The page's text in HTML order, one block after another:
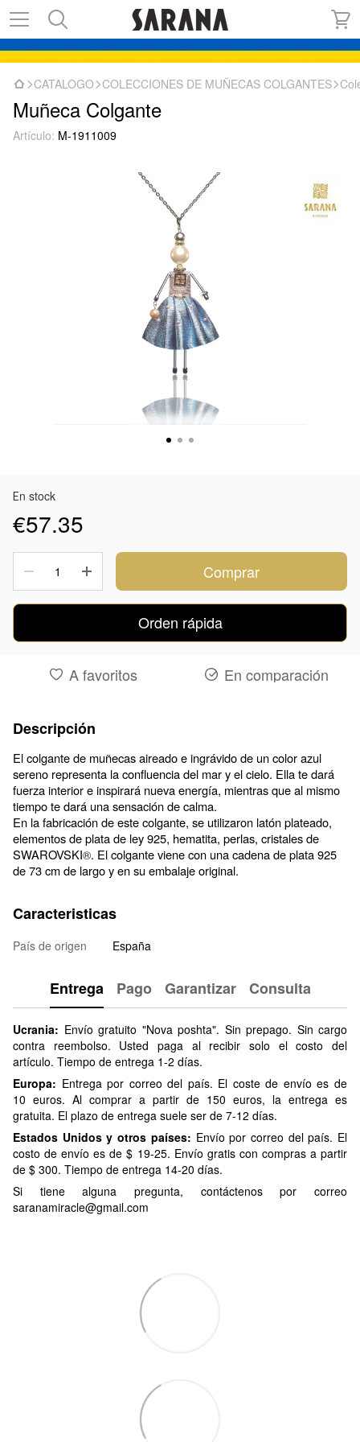
CATALOGO COLECCIONES DE MUÑECAS COLGANTES
Muñeca Colgante
Artículo: M-1911009
Еn stock
€57.35
Comprar
Orden rápida
A favoritos En comparación
Descripción
El colgante de muñecas aireado e ingrávido de un color azul
sereno representa la confluencia del mar y el cielo. Ella te dará
fuerza interior e inspirará nueva energía, mientras que al mismo
tiempo te dará una sensación de calma.
En la fabricación de este colgante, se utilizaron latón plateado,
elementos de plata de ley 925, hematita, perlas, cristales de
SWAROVSKI®. El colgante viene con una cadena de plata 925
de 73 cm de largo y en su embalaje original.
Caracteristicas
País de origen España
Entrega Pago Garantizar Consulta
Ucrania: Envío gratuito "Nova poshta". Sin prepago. Sin cargo
contra reembolso. Usted paga al recibir solo el costo del
artículo. Tiempo de entrega 1-2 días.
Europa: Entrega por correo del país. El coste de envío es de
10 euros. Al comprar a partir de 150 euros, la entrega es
gratuita. El plazo de entrega suele ser de 7-12 días.
Estados Unidos y otros países: Envío por correo del país. El
costo de envío es de $ 19-25. Envío gratis con compras a partir
de $ 300. Tiempo de entrega 14-20 días.
Si tiene alguna pregunta, contáctenos por correo
saranamiracle@gmail.com